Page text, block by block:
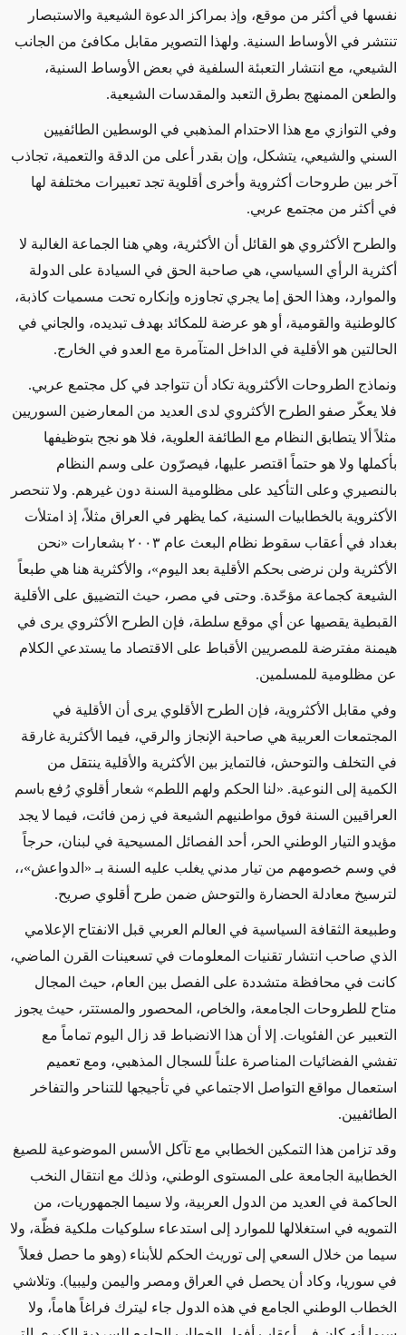
نفسها في أكثر من موقع، وإذ بمراكز الدعوة الشيعية والاستبصار
تنتشر في الأوساط السنية. ولهذا التصوير مقابل مكافئ من الجانب
الشيعي، مع انتشار التعبئة السلفية في بعض الأوساط السنية،
والطعن الممنهج بطرق التعبد والمقدسات الشيعية.
وفي التوازي مع هذا الاحتدام المذهبي في الوسطين الطائفيين
السني والشيعي، يتشكل، وإن بقدر أعلى من الدقة والتعمية، تجاذب
آخر بين طروحات أكثروية وأخرى أقلوية تجد تعبيرات مختلفة لها
في أكثر من مجتمع عربي.
والطرح الأكثروي هو القائل أن الأكثرية، وهي هنا الجماعة الغالبة لا
أكثرية الرأي السياسي، هي صاحبة الحق في السيادة على الدولة
والموارد، وهذا الحق إما يجري تجاوزه وإنكاره تحت مسميات كاذبة،
كالوطنية والقومية، أو هو عرضة للمكائد بهدف تبديده، والجاني في
الحالتين هو الأقلية في الداخل المتآمرة مع العدو في الخارج.
ونماذج الطروحات الأكثروية تكاد أن تتواجد في كل مجتمع عربي.
فلا يعكّر صفو الطرح الأكثروي لدى العديد من المعارضين السوريين
مثلاً ألا يتطابق النظام مع الطائفة العلوية، فلا هو نجح بتوظيفها
بأكملها ولا هو حتماً اقتصر عليها، فيصرّون على وسم النظام
بالنصيري وعلى التأكيد على مظلومية السنة دون غيرهم. ولا تنحصر
الأكثروية بالخطابيات السنية، كما يظهر في العراق مثلاً، إذ امتلأت
بغداد في أعقاب سقوط نظام البعث عام ٢٠٠٣ بشعارات «نحن
الأكثرية ولن نرضى بحكم الأقلية بعد اليوم»، والأكثرية هنا هي طبعاً
الشيعة كجماعة مؤحّدة. وحتى في مصر، حيث التضييق على الأقلية
القبطية يقصيها عن أي موقع سلطة، فإن الطرح الأكثروي يرى في
هيمنة مفترضة للمصريين الأقباط على الاقتصاد ما يستدعي الكلام
عن مظلومية للمسلمين.
وفي مقابل الأكثروية، فإن الطرح الأقلوي يرى أن الأقلية في
المجتمعات العربية هي صاحبة الإنجاز والرقي، فيما الأكثرية غارقة
في التخلف والتوحش، فالتمايز بين الأكثرية والأقلية ينتقل من
الكمية إلى النوعية. «لنا الحكم ولهم اللطم» شعار أقلوي رُفع باسم
العراقيين السنة فوق مواطنيهم الشيعة في زمن فائت، فيما لا يجد
مؤيدو التيار الوطني الحر، أحد الفصائل المسيحية في لبنان، حرجاً
في وسم خصومهم من تيار مدني يغلب عليه السنة بـ «الدواعش»،،
لترسيخ معادلة الحضارة والتوحش ضمن طرح أقلوي صريح.
وطبيعة الثقافة السياسية في العالم العربي قبل الانفتاح الإعلامي
الذي صاحب انتشار تقنيات المعلومات في تسعينات القرن الماضي،
كانت في محافظة متشددة على الفصل بين العام، حيث المجال
متاح للطروحات الجامعة، والخاص، المحصور والمستتر، حيث يجوز
التعبير عن الفئويات. إلا أن هذا الانضباط قد زال اليوم تماماً مع
تفشي الفضائيات المناصرة علناً للسجال المذهبي، ومع تعميم
استعمال مواقع التواصل الاجتماعي في تأجيجها للتناحر والتفاخر
الطائفيين.
وقد تزامن هذا التمكين الخطابي مع تآكل الأسس الموضوعية للصيغ
الخطابية الجامعة على المستوى الوطني، وذلك مع انتقال النخب
الحاكمة في العديد من الدول العربية، ولا سيما الجمهوريات، من
التمويه في استغلالها للموارد إلى استدعاء سلوكيات ملكية فظّة، ولا
سيما من خلال السعي إلى توريث الحكم للأبناء (وهو ما حصل فعلاً
في سوريا، وكاد أن يحصل في العراق ومصر واليمن وليبيا). وتلاشي
الخطاب الوطني الجامع في هذه الدول جاء ليترك فراغاً هاماً، ولا